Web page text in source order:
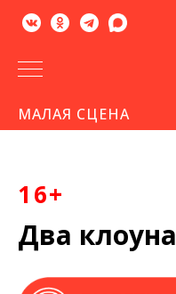
МАЛАЯ СЦЕНА
16+
Два клоуна